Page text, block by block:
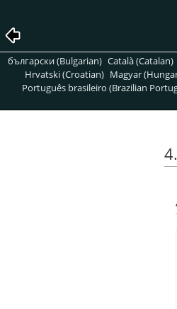
български (Bulgarian) Català (Catalan)
Hrvatski (Croatian) Magyar
Português brasileiro (Brazilian